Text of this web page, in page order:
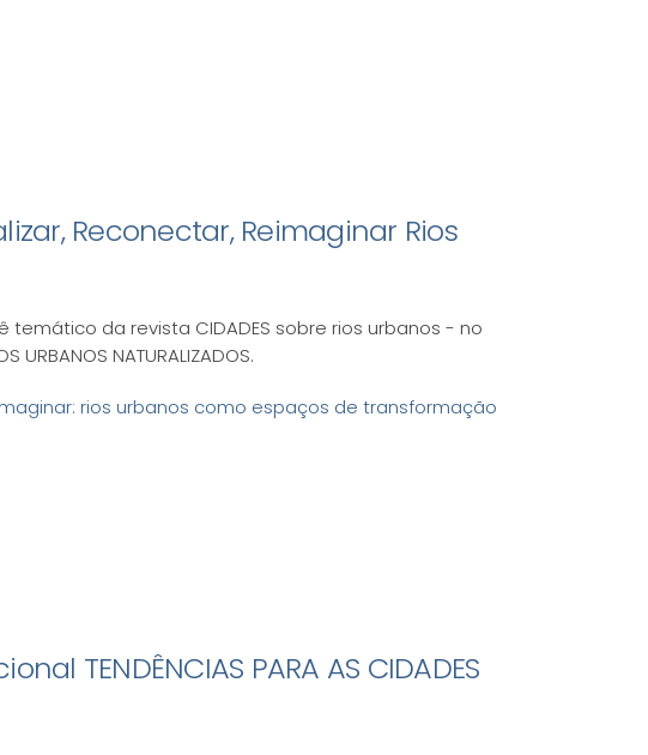
Reconectar, Reimaginar Rios
temático da revista CIDADES sobre rios urbanos - no
NATURALIZADOS.
rios urbanos como espaços de transformação
TENDÊNCIAS PARA AS CIDADES